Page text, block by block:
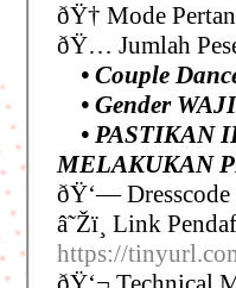
ðŸ† Mode
ðŸ… Jumlah
• Couple
• Gender
• PASTIKAN
MELAKUKAN
ðŸ‘— Dresscode
â˜Žï¸ Link
https://